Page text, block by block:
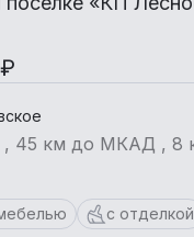
, 45 км до МКАД , 8
с отделкой